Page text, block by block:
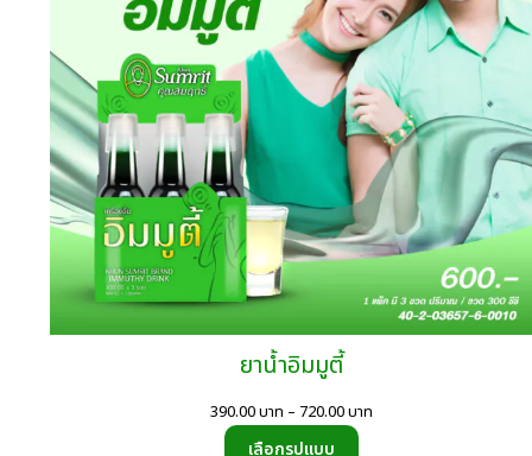
ยาน้ำอิมมูตี้
390.00บาท – 720.00บาทPrice
เลือกรูปแบบ